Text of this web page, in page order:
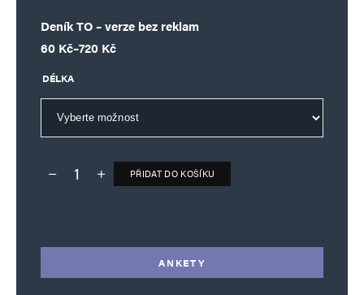
Informujte mě o nových komentářích e-mailem.
Informujte mě o nových příspěvcích e-mailem.
Alternative:
Deník TO – verze bez reklam
60 Kč–720 Kč
Rozpětí cen: 60 Kč až 720 Kč
DÉLKA
Deník TO – verze bez reklam množství
PŘIDAT DO KOŠÍKU
ANKETY